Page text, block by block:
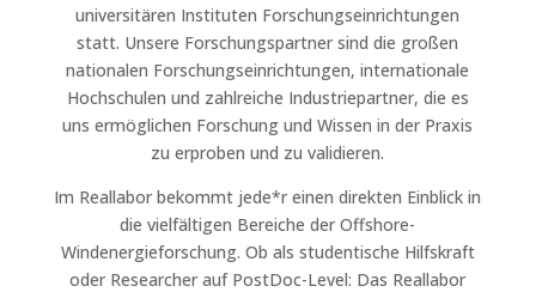
universitären Instituten Forschungseinrichtungen
statt. Unsere Forschungspartner sind die großen
nationalen Forschungseinrichtungen, internationale
Hochschulen und zahlreiche Industriepartner, die es
uns ermöglichen Forschung und Wissen in der Praxis
zu erproben und zu validieren.
Im Reallabor bekommt jede*r einen direkten Einblick in
die vielfältigen Bereiche der Offshore-
Windenergieforschung. Ob als studentische Hilfskraft
oder Researcher auf PostDoc-Level: Das Reallabor